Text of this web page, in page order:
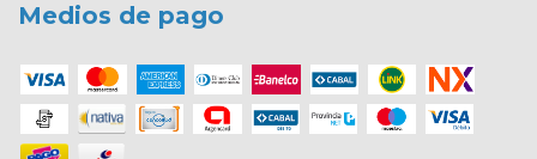
Medios de pago